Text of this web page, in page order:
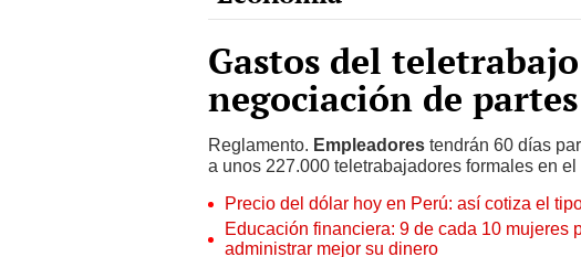
Gastos del
negociación de partes
Reglamento.Empleadorestendrán 60 días
a unos 227.000 teletrabajadores formales en el
Precio del dólar hoy en Perú: así cotiza el
Educación financiera: 9 de cada 10 mujeres
administrar mejor su dinero